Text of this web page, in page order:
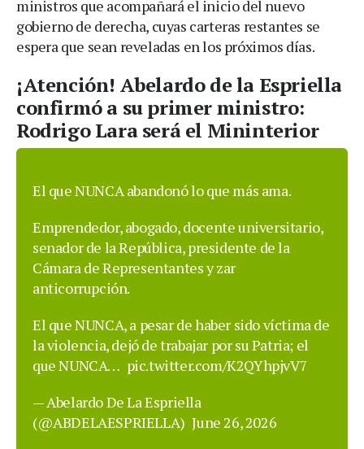
ministros que acompañará el inicio del nuevo
gobierno de derecha, cuyas carteras restantes se
espera que sean reveladas en los próximos días.
¡Atención! Abelardo de la Espriella
confirmó a su primer ministro:
Rodrigo Lara será el Mininterior
El que NUNCA abandonó lo que más ama.
Emprendedor, abogado, docente universitario,
senador de la República, presidente de la
Cámara de Representantes y zar
anticorrupción.
El que NUNCA, a pesar de haber sido víctima de
la violencia, dejó de trabajar por su Patria; el
que NUNCA… pic.twitter.com/K2QYhpjvV7
— Abelardo De La Espriella
(@ABDELAESPRIELLA) June 26, 2026